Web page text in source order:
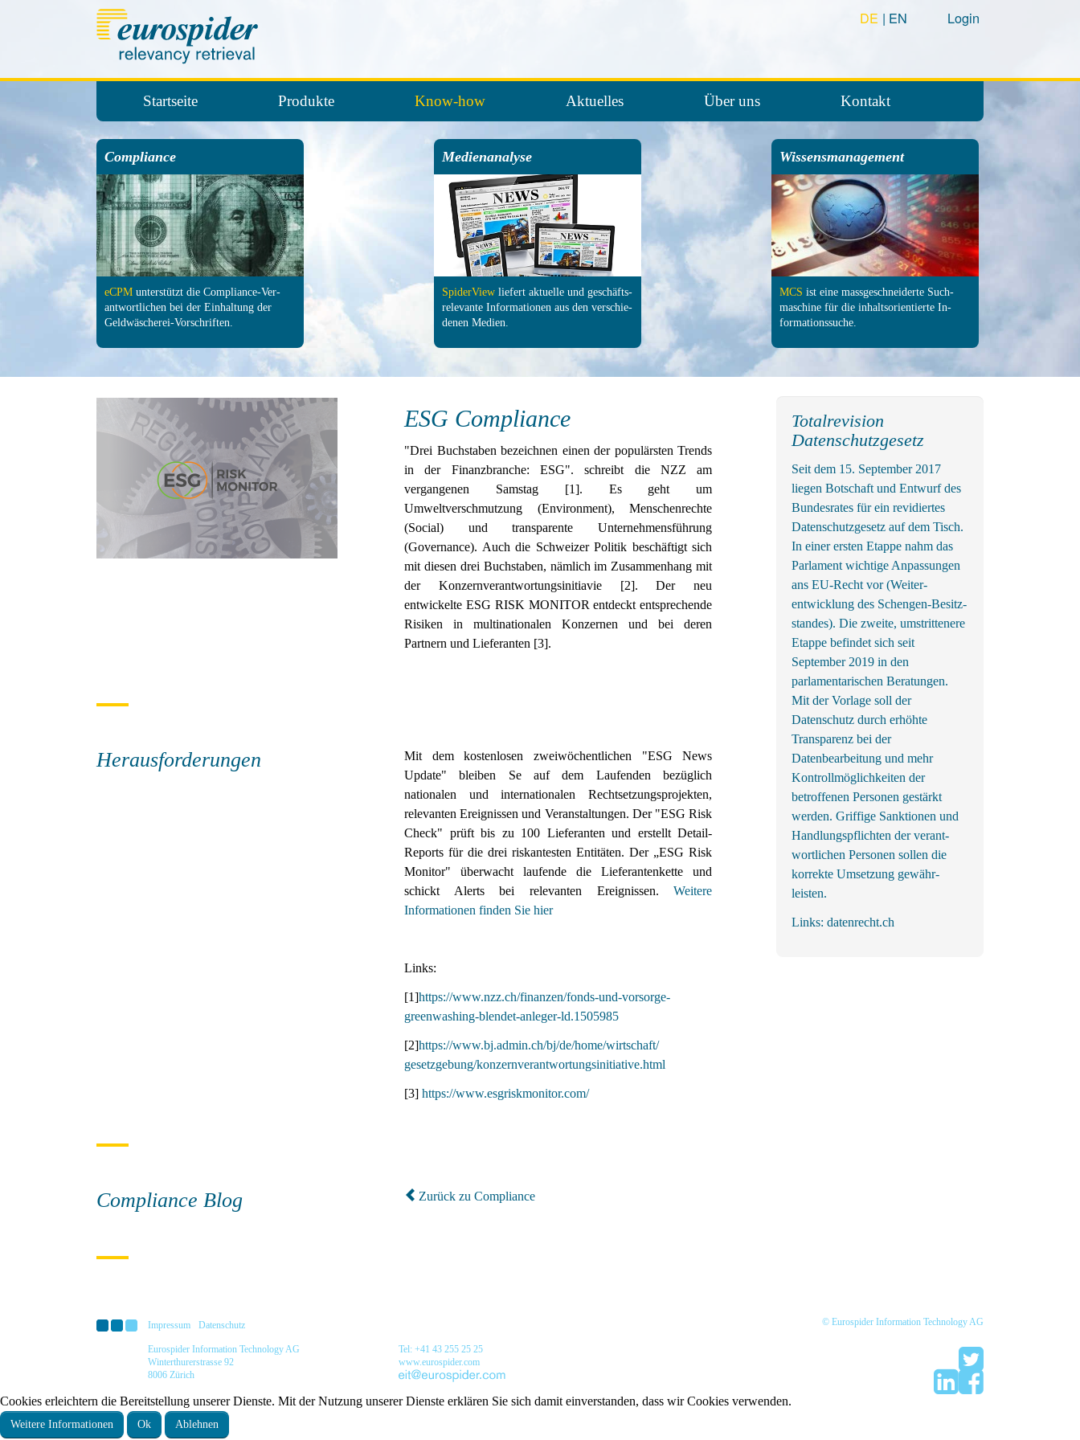
Login
DE EN
Startseite Produkte Know-how Aktuelles Über uns Kontakt
Compliance
eCPM unter­stützt die Com­pliance-Ver­
antwort­lichen bei der Ein­haltung der
Geld­wäscherei-Vor­schrif­ten.
Medienanalyse
SpiderView liefert aktuelle und ge­schäfts­
relevante In­forma­tionen aus den ver­schie­
denen Medien.
Wissensmanagement
MCS ist eine mass­ge­schneiderte Such­
maschine für die inhalts­orientierte In­
formations­suche.
ESG Compliance
"Drei Buchstaben bezeichnen einen der populärsten Trends
in der Finanzbranche: ESG". schreibt die NZZ am
vergangenen Samstag [1]. Es geht um
Umweltverschmutzung (Environment), Menschenrechte
(Social) und transparente Unternehmensführung
(Governance). Auch die Schweizer Politik beschäftigt sich
mit diesen drei Buchstaben, nämlich im Zusammenhang mit
der Konzernverantwortungsinitiavie [2]. Der neu
entwickelte ESG RISK MONITOR entdeckt entsprechende
Risiken in multinationalen Konzernen und bei deren
Partnern und Lieferanten [3].
Herausforderungen
Mit dem kostenlosen zweiwöchentlichen "ESG News
Update" bleiben Se auf dem Laufenden bezüglich
nationalen und internationalen Rechtsetzungsprojekten,
relevanten Ereignissen und Veranstaltungen. Der "ESG Risk
Check" prüft bis zu 100 Lieferanten und erstellt Detail-
Reports für die drei riskantesten Entitäten. Der „ESG Risk
Monitor" überwacht laufende die Lieferantenkette und
schickt Alerts bei relevanten Ereignissen.Weitere
Informationen finden Sie hier
Links:
[1]https://www.nzz.ch/finanzen/fonds-und-vorsorge-
greenwashing-blendet-anleger-ld.1505985
[2]https://www.bj.admin.ch/bj/de/home/wirtschaft/
gesetzgebung/konzernverantwortungsinitiative.html
[3]https://www.esgriskmonitor.com/
Compliance Blog Zurück zu Compliance
Totalrevision
Datenschutzgesetz
Seit dem 15. September 2017
liegen Botschaft und Entwurf des
Bundes­rates für ein revidiertes
Daten­schutz­gesetz auf dem Tisch.
In einer ersten Etappe nahm das
Parlament wichtige An­passungen
ans EU-Recht vor (Weiter­
entwicklung des Schengen-Besitz­
standes). Die zweite, um­strittenere
Etappe befindet sich seit
September 2019 in den
parlamentarischen Beratungen.
Mit der Vorlage soll der
Datenschutz durch erhöhte
Transparenz bei der
Datenbearbeitung und mehr
Kontrollmöglichkeiten der
betroffenen Personen gestärkt
werden. Griffige Sank­tionen und
Handlungs­pflichten der ver­ant­
wortl­ichen Personen sollen die
korrekte Um­setzung gewähr­
leisten.
Links: datenrecht.ch
Impressum Datenschutz © Eurospider Information Technology AG
Eurospider Information Technology AG
Winterthurerstrasse 92
8006 Zürich
Tel: +41 43 255 25 25
www.eurospider.com
Cookies erleichtern die Bereitstellung unserer Dienste. Mit der Nutzung unserer Dienste erklären Sie sich damit einverstanden, dass wir Cookies verwenden.
Weitere Informationen Ok Ablehnen